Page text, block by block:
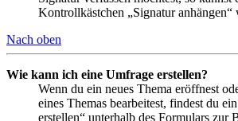
Kontrollkästchen „Signatur anhängen“
Nach oben
Wie kann ich eine Umfrage erstellen?
Wenn du ein neues Thema eröffnest
eines Themas bearbeitest, findest du
erstellen“ unterhalb des Formulars zur